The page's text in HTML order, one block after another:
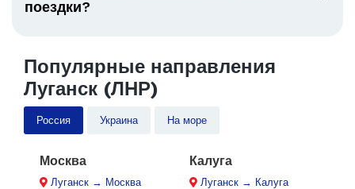
поездки?
Популярные направления
Луганск (ЛНР)
Россия Украина На море
Москва
Луганск → Москва
Калуга
Луганск → Калуга